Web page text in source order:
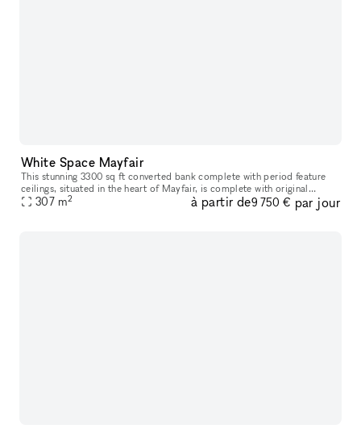
White Space Mayfair
This stunning 3300 sq ft converted bank complete with period feature
ceilings, situated in the heart of Mayfair, is complete with original
ornamental ceiling features combined with industrial exposed
307 m2 à partir de9 750 € par jour